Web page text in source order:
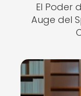
El Poder
Auge del